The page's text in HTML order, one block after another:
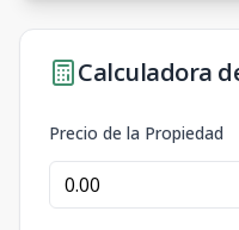
Calculadora
Precio de la Propiedad